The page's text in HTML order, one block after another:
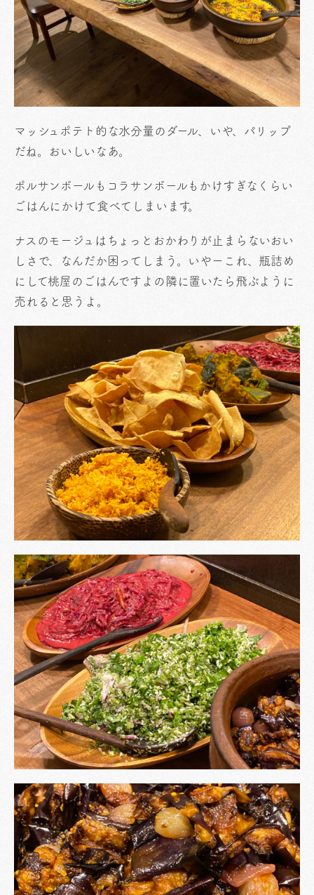
マッシュポテト的な水分量のダール、いや、パリップ
だね。おいしいなあ。
ポルサンボールもコラサンボールもかけすぎなくらい
ごはんにかけて食べてしまいます。
ナスのモージュはちょっとおかわりが止まらないおい
しさで、なんだか困ってしまう。いやーこれ、瓶詰め
にして桃屋のごはんですよの隣に置いたら飛ぶように
売れると思うよ。